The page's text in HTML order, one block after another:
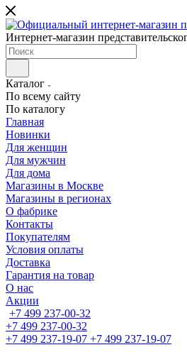
Интернет-магазин
Каталог
По всему сайту
По каталогу
Главная
Новинки
Для женщин
Для мужчин
Для дома
Магазины в Москве
Магазины в регионах
О фабрике
Контакты
Покупателям
Условия оплаты
Доставка
Гарантия на товар
О нас
Акции
+7 499 237-00-32
+7 499 237-00-32
+7 499 237-19-07 +7 499 237-19-07